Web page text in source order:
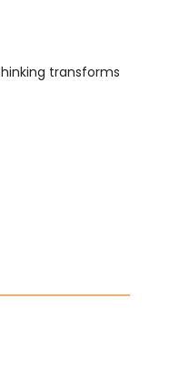
transforms